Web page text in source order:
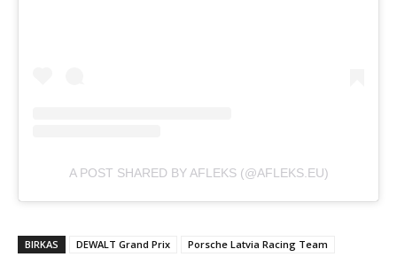
A POST SHARED BY AFLEKS (@AFLEKS.EU)
BIRKAS DEWALT Grand Prix Porsche Latvia Racing Team